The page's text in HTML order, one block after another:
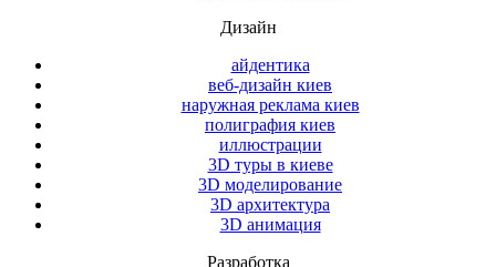
Дизайн
айдентика
веб-дизайн киев
наружная реклама киев
полиграфия киев
иллюстрации
3D туры в киеве
3D моделирование
3D архитектура
3D анимация
Разработка